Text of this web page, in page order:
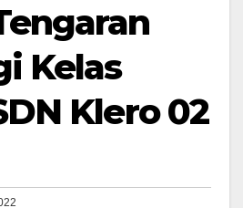
Kelas
Klero 02